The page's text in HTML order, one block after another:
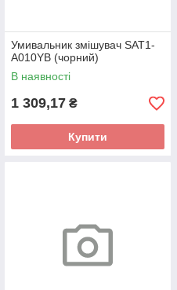
Умивальник змішувач SAT1-
A010YB (чорний)
В наявності
1 309,17 ₴
Купити